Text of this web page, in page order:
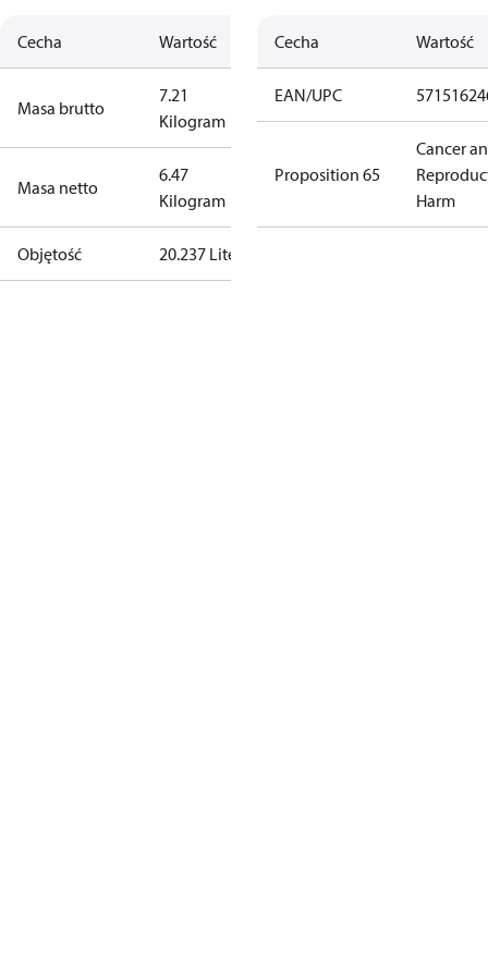
Cecha Wartość
Masa brutto
7.21
Kilogram
Masa netto
6.47
Kilogram
Objętość 20.237 Liter
Cecha Wartość
EAN/UPC
Proposition 65
Cancer
Harm